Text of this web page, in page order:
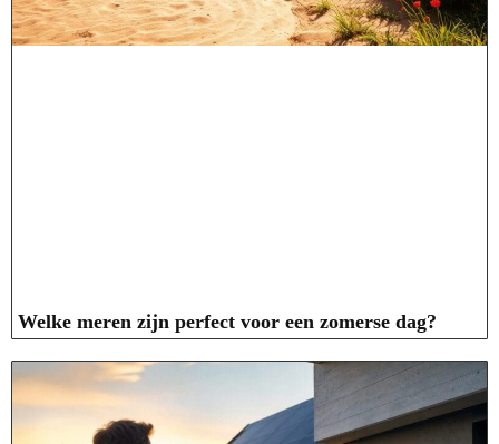
Welke meren zijn perfect voor een zomerse dag?